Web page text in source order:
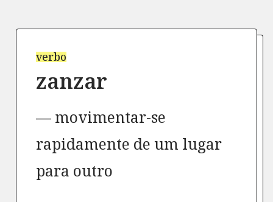
verbo
zanzar
movimentar-se
rapidamente de um lugar
para outro